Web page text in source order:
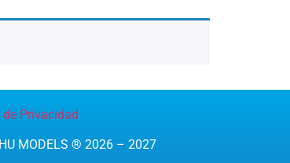
Privacidad
MODELS ® 2026 – 2027